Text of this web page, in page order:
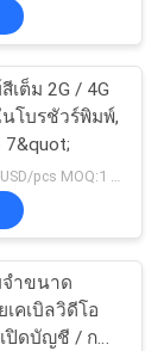
เต็ม 2G / 4G
นโบรชัวร์พิมพ์,
7&quot;
8USD/pcs -25USD/pcs MOQ:1 ชิ้น
ำขนาด
เคเบิลวิดีโอ
ปิดบัญชี / การ